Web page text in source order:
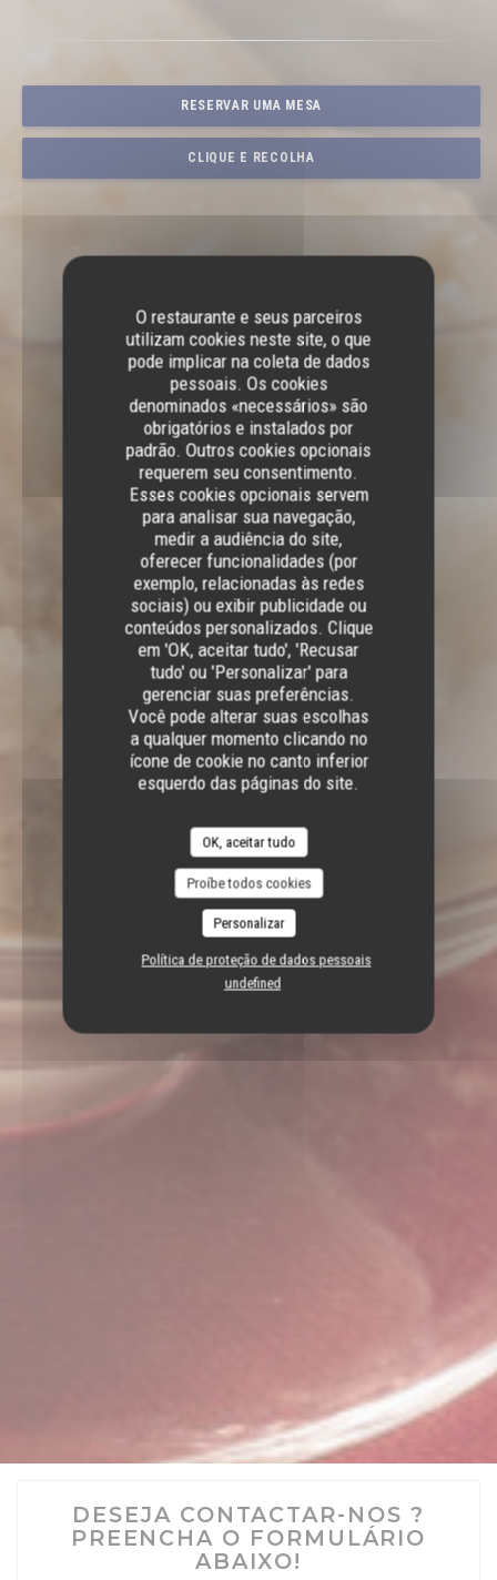
O restaurante e seus parceiros
utilizam cookies neste site, o que
pode implicar na coleta de dados
pessoais. Os cookies
denominados «necessários» são
obrigatórios e instalados por
padrão. Outros cookies opcionais
requerem seu consentimento.
Esses cookies opcionais servem
para analisar sua navegação,
medir a audiência do site,
oferecer funcionalidades (por
exemplo, relacionadas às redes
sociais) ou exibir publicidade ou
conteúdos personalizados. Clique
em 'OK, aceitar tudo', 'Recusar
tudo' ou 'Personalizar' para
gerenciar suas preferências.
Você pode alterar suas escolhas
a qualquer momento clicando no
ícone de cookie no canto inferior
esquerdo das páginas do site.
OK, aceitar tudo
Proíbe todos cookies
Personalizar
Política de proteção de dados pessoais
undefined
RESERVAR UMA MESA
CLIQUE E RECOLHA
DESEJA CONTACTAR-NOS ?
PREENCHA O FORMULÁRIO
ABAIXO!